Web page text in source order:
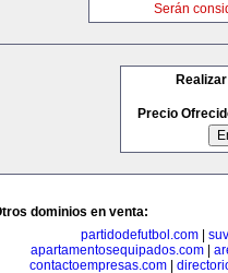
Serán
Precio
dominios en venta:
partidodefutbol.com|
apartamentosequipados.com|
contactoempresas.com